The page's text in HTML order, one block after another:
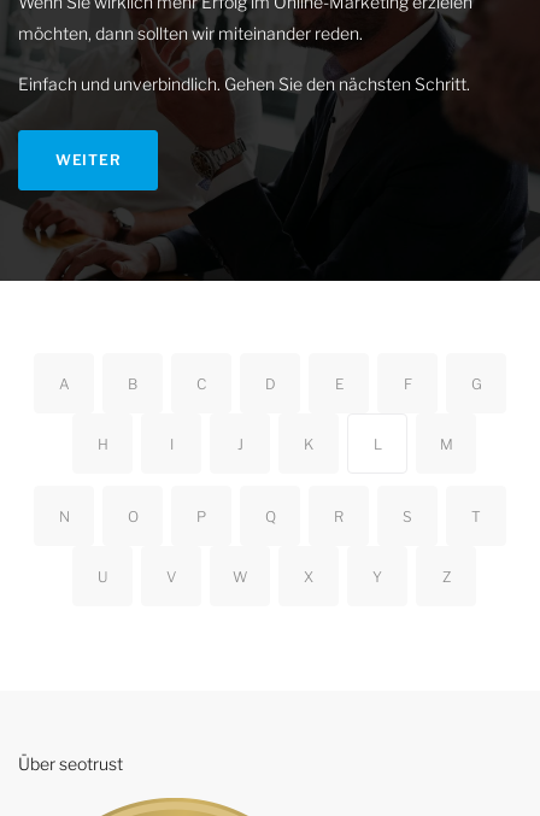
möchten, dann sollten wir miteinander reden.
Einfach und unverbindlich. Gehen Sie den nächsten Schritt.
WEITER
A B C D E F G
H I J K L M
N O P Q R S T
U V W X Y Z
Über seotrust